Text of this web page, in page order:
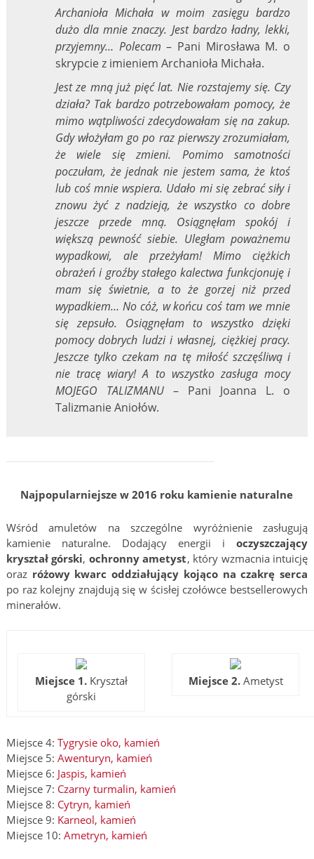
Archanioła Michała w moim zasięgu bardzo
dużo dla mnie znaczy. Jest bardzo ładny, lekki,
przyjemny… Polecam – Pani Mirosława M. o
skrypcie z imieniem Archanioła Michała.
Jest ze mną już pięć lat. Nie rozstajemy się. Czy
działa? Tak bardzo potrzebowałam pomocy, że
mimo wątpliwości zdecydowałam się na zakup.
Gdy włożyłam go po raz pierwszy zrozumiałam,
że wiele się zmieni. Pomimo samotności
poczułam, że jednak nie jestem sama, że ktoś
lub coś mnie wspiera. Udało mi się zebrać siły i
znowu żyć z nadzieją, że wszystko co dobre
jeszcze przede mną. Osiągnęłam spokój i
większą pewność siebie. Uległam poważnemu
wypadkowi, ale przeżyłam! Mimo ciężkich
obrażeń i groźby stałego kalectwa funkcjonuję i
mam się świetnie, a to że gorzej niż przed
wypadkiem… No cóż, w końcu coś tam we mnie
się zepsuło. Osiągnęłam to wszystko dzięki
pomocy dobrych ludzi i własnej, ciężkiej pracy.
Jeszcze tylko czekam na tę miłość szczęśliwą i
nie tracę wiary! A to wszystko zasługa mocy
MOJEGO TALIZMANU– Pani Joanna L. o
Talizmanie Aniołów.
Najpopularniejsze w 2016 roku kamienie naturalne
Wśród amuletów na szczególne wyróżnienie zasługują
kamienie naturalne. Dodający energii ioczyszczający
kryształ górski, ochronny ametyst, który wzmacnia intuicję
oraz różowy kwarc oddziałujący kojąco na czakrę serca
po raz kolejny znajdują się w ścisłej czołówce bestsellerowych
minerałów.
Miejsce 1. Kryształ
górski
Miejsce 2.Ametyst
Miejsce 4: Tygrysie oko, kamień
Miejsce 5: Awenturyn, kamień
Miejsce 6: Jaspis, kamień
Miejsce 7: Czarny turmalin, kamień
Miejsce 8: Cytryn, kamień
Miejsce 9: Karneol, kamień
Miejsce 10: Ametryn, kamień